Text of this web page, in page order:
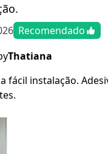
Recomendado
Thatiana
fácil instalação.